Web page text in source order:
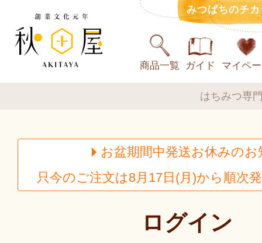
みつばちのチ
商品一覧 ガイド マイペ
はちみつ専
お盆期間中発送お休みのお
只今のご注文は8月17日(月)から順次
ログイン